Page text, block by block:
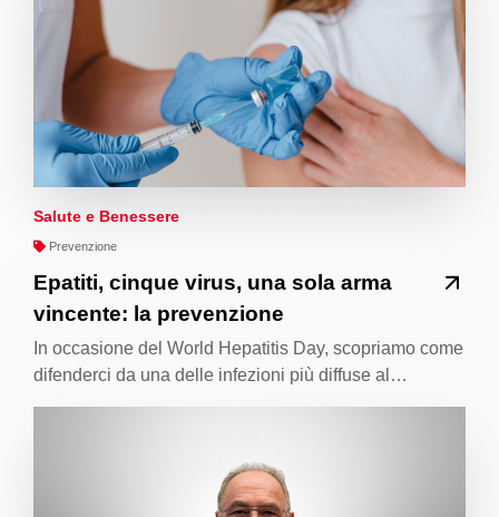
Salute e Benessere
Prevenzione
Epatiti, cinque virus, una sola arma
vincente: la prevenzione
In occasione del World Hepatitis Day, scopriamo come
difenderci da una delle infezioni più diffuse al…